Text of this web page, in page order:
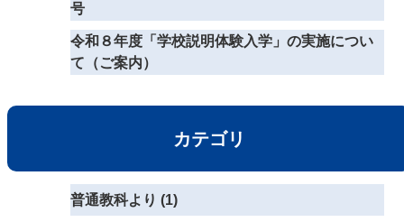
号
令和８年度「学校説明体験入学」の実施につい
て（ご案内）
カテゴリ
普通教科より (1)